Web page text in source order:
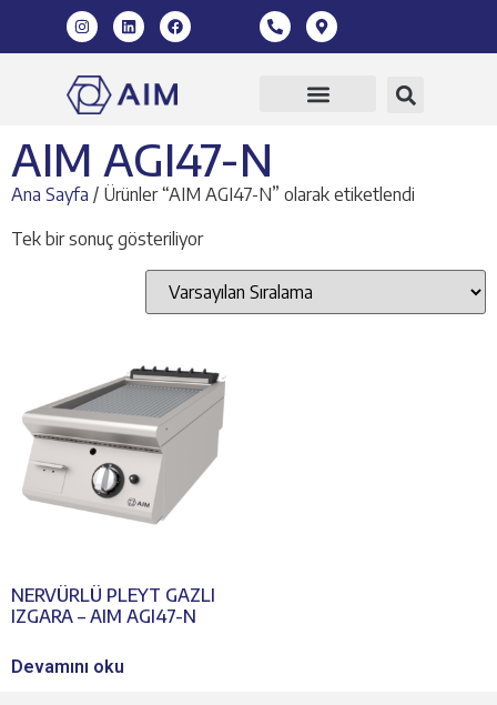
AIM AGI47-N
Ana Sayfa / Ürünler “AIM AGI47-N” olarak etiketlendi
Tek bir sonuç gösteriliyor
NERVÜRLÜ PLEYT GAZLI
IZGARA – AIM AGI47-N
Devamını oku